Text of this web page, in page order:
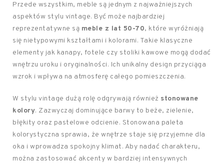
Przede wszystkim, meble są jednym z najważniejszych
aspektów stylu vintage. Być może najbardziej
reprezentatywne są meble z lat 50-70, które wyróżniają
się nietypowymi kształtami i kolorami. Takie klasyczne
elementy jak kanapy, fotele czy stoliki kawowe mogą dodać
wnętrzu uroku i oryginalności. Ich unikalny design przyciąga
wzrok i wpływa na atmosferę całego pomieszczenia.
W stylu vintage dużą rolę odgrywają również stonowane
kolory. Zazwyczaj dominujące barwy to beże, zielenie,
błękity oraz pastelowe odcienie. Stonowana paleta
kolorystyczna sprawia, że wnętrze staje się przyjemne dla
oka i wprowadza spokojny klimat. Aby nadać charakteru,
można zastosować akcenty w bardziej intensywnych